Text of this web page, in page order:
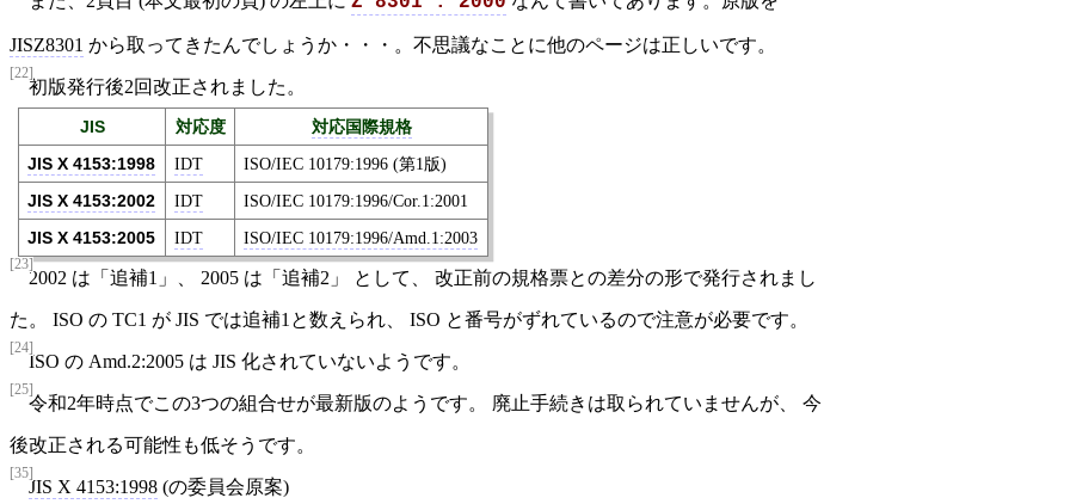
JISZ8301 から取ってきたんでしょうか・・・。不思議なことに他のページは正しいです。
[22]
初版発行後2回改正されました。
JIS 対応度
対応国際規格
JIS X 4153:1998
IDT
ISO/IEC 10179:1996 (第1版)
JIS X 4153:2002
IDT
ISO/IEC 10179:1996/Cor.1:2001
JIS X 4153:2005
IDT ISO/IEC 10179:1996/Amd.1:2003
[23]
2002 は「追補1」、 2005 は「追補2」 として、 改正前の規格票との差分の形で発行されまし
た。 ISO の TC1 が JIS では追補1と数えられ、 ISO と番号がずれているので注意が必要です。
[24]
ISO の Amd.2:2005 は JIS 化されていないようです。
[25]
令和2年時点でこの3つの組合せが最新版のようです。 廃止手続きは取られていませんが、 今
後改正される可能性も低そうです。
[35]
JIS X 4153:1998 (の委員会原案)